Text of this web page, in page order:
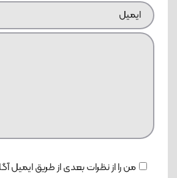
من را از نظرات بعدی از طریق ایمیل